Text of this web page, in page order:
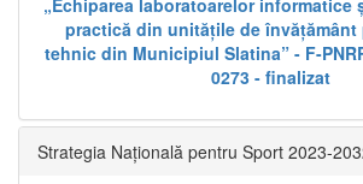
„Echiparea laboratoarelor informatice
practică din unitățile de
tehnic din Municipiul Slatina” - F-
0273 - finalizat
Strategia Națională pentru Sport 2023-